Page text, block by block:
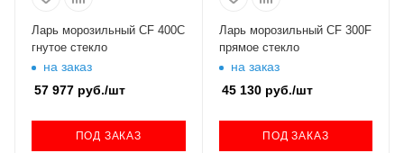
Ларь морозильный CF 400С
гнутое стекло
на заказ
57 977 руб./шт
ПОД ЗАКАЗ
Ларь морозильный CF 300F
прямое стекло
на заказ
45 130руб./шт
ПОД ЗАКАЗ